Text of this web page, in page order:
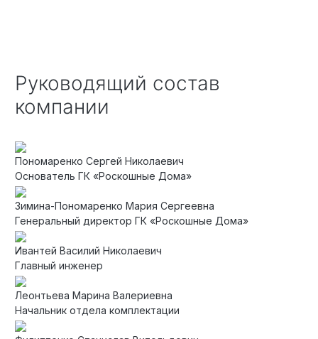
Руководящий состав
компании
Пономаренко Сергей Николаевич
Основатель ГК «Роскошные Дома»
Зимина-Пономаренко Мария Сергеевна
Генеральный директор ГК «Роскошные Дома»
Ивантей Василий Николаевич
Главный инженер
Леонтьева Марина Валериевна
Начальник отдела комплектации